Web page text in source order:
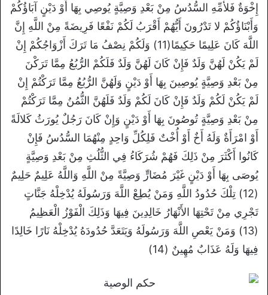
إِخْوَةٌ فَلأمِّهِ السُّدُسُ مِنْ بَعْدِ وَصِيَّةٍ يُوصِي بِهَا أَوْ دَيْنٍ آبَاؤُكُمْ
وَأَبْنَاؤُكُمْ لا تَدْرُونَ أَيُّهُمْ أَقْرَبُ لَكُمْ نَفْعًا فَرِيضَةً مِنْ اللَّهِ إِنَّ
اللَّهَ كَانَ عَلِيمًا حَكِيمًا(11) وَلَكُمْ نِصْفُ مَا تَرَكَ أَزْوَاجُكُمْ إِنْ
لَمْ يَكُنْ لَهُنَّ وَلَدٌ فَإِنْ كَانَ لَهُنَّ وَلَدٌ فَلَكُمْ الرُّبُعُ مِمَّا تَرَكْنَ
مِنْ بَعْدِ وَصِيَّةٍ يُوصِينَ بِهَا أَوْ دَيْنٍ وَلَهُنَّ الرُّبُعُ مِمَّا تَرَكْتُمْ إِنْ
لَمْ يَكُنْ لَكُمْ وَلَدٌ فَإِنْ كَانَ لَكُمْ وَلَدٌ فَلَهُنَّ الثُّمُنُ مِمَّا تَرَكْتُمْ
مِنْ بَعْدِ وَصِيَّةٍ تُوصُونَ بِهَا أَوْ دَيْنٍ وَإِنْ كَانَ رَجُلٌ يُورَثُ كَلالَةً
أَوْ امْرَأَةٌ وَلَهُ أَخٌ أَوْ أُخْتٌ فَلِكُلِّ وَاحِدٍ مِنْهُمَا السُّدُسُ فَإِنْ
كَانُوا أَكْثَرَ مِنْ ذَلِكَ فَهُمْ شُرَكَاءُ فِي الثُّلُثِ مِنْ بَعْدِ وَصِيَّةٍ
يُوصَى بِهَا أَوْ دَيْنٍ غَيْرَ مُضَارٍّ وَصِيَّةً مِنْ اللَّهِ وَاللَّهُ عَلِيمٌ حَلِيمٌ
(12) تِلْكَ حُدُودُ اللَّهِ وَمَنْ يُطِعْ اللَّهَ وَرَسُولَهُ يُدْخِلْهُ جَنَّاتٍ
تَجْرِي مِنْ تَحْتِهَا الأَنْهَارُ خَالِدِينَ فِيهَا وَذَلِكَ الْفَوْزُ الْعَظِيمُ
(13) وَمَنْ يَعْصِ اللَّهَ وَرَسُولَهُ وَيَتَعَدَّ حُدُودَهُ يُدْخِلْهُ نَارًا خَالِدًا
فِيهَا وَلَهُ عَذَابٌ مُهِينٌ (14)